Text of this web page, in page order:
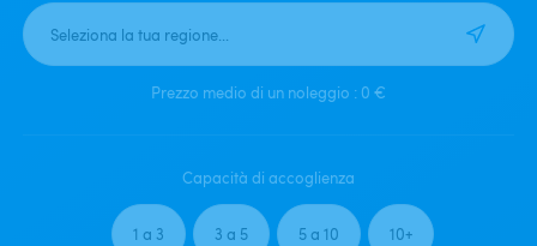
Prezzo medio di un noleggio : 0 €
Capacità di accoglienza
1 a 3 3 a 5 5 a 10 10+